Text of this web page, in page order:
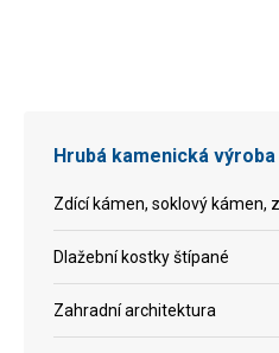
Hrubá kamenická výroba
Zdící kámen, soklový kámen,
Dlažební kostky štípané
Zahradní architektura